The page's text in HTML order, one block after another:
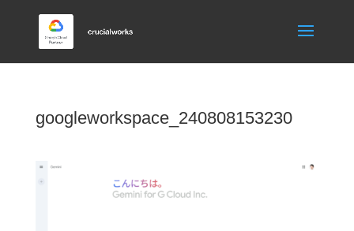
googleworkspace_240808153230